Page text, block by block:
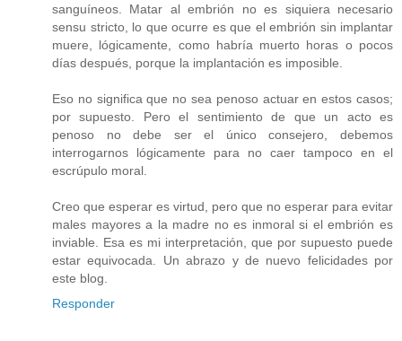
sanguíneos. Matar al embrión no es siquiera necesario
sensu stricto, lo que ocurre es que el embrión sin implantar
muere, lógicamente, como habría muerto horas o pocos
días después, porque la implantación es imposible.
Eso no significa que no sea penoso actuar en estos casos;
por supuesto. Pero el sentimiento de que un acto es
penoso no debe ser el único consejero, debemos
interrogarnos lógicamente para no caer tampoco en el
escrúpulo moral.
Creo que esperar es virtud, pero que no esperar para evitar
males mayores a la madre no es inmoral si el embrión es
inviable. Esa es mi interpretación, que por supuesto puede
estar equivocada. Un abrazo y de nuevo felicidades por
este blog.
Responder